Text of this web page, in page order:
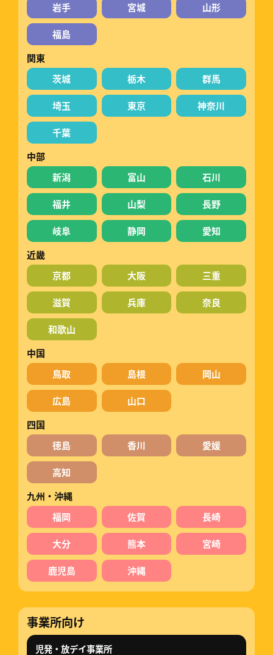
岩手 宮城 山形
福島
関東
茨城
栃木 群馬
埼玉 東京 神奈川
千葉
中部
新潟
富山 石川
福井 山梨 長野
岐阜 静岡
愛知
近畿
京都
大阪 三重
滋賀 兵庫 奈良
和歌山
中国
鳥取
島根 岡山
広島
山口
四国
徳島
香川 愛媛
高知
九州・沖縄
福岡
佐賀 長崎
大分 熊本 宮崎
鹿児島 沖縄
事業所向け
児発・放デイ事業所